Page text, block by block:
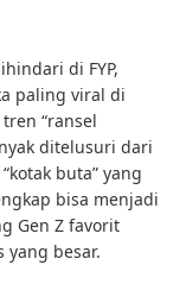
di FYP,
paling viral di
“ransel
ditelusuri dari
buta” yang
bisa menjadi
Gen Z favorit
besar.